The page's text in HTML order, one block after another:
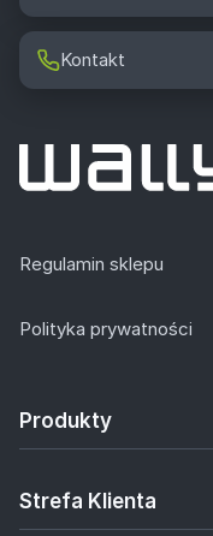
Kontakt
Regulamin sklepu
Polityka prywatności
Produkty
Strefa Klienta